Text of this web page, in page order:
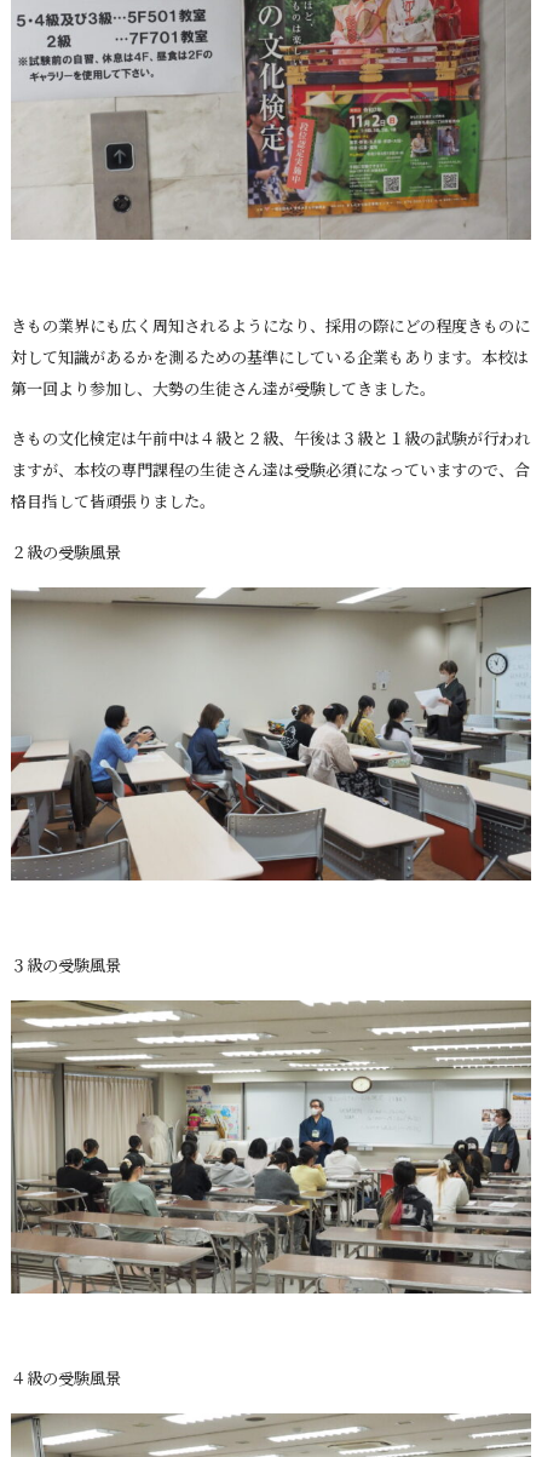
きもの業界にも広く周知されるようになり、採用の際にどの程度きものに
対して知識があるかを測るための基準にしている企業もあります。本校は
第一回より参加し、大勢の生徒さん達が受験してきました。
きもの文化検定は午前中は４級と２級、午後は３級と１級の試験が行われ
ますが、本校の専門課程の生徒さん達は受験必須になっていますので、合
格目指して皆頑張りました。
２級の受験風景
３級の受験風景
４級の受験風景